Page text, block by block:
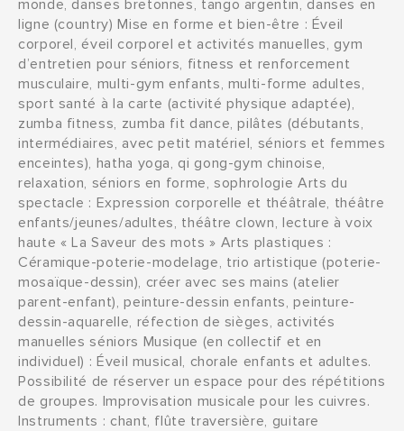
monde, danses bretonnes, tango argentin, danses en
ligne (country) Mise en forme et bien-être : Éveil
corporel, éveil corporel et activités manuelles, gym
d’entretien pour séniors, fitness et renforcement
musculaire, multi-gym enfants, multi-forme adultes,
sport santé à la carte (activité physique adaptée),
zumba fitness, zumba fit dance, pilâtes (débutants,
intermédiaires, avec petit matériel, séniors et femmes
enceintes), hatha yoga, qi gong-gym chinoise,
relaxation, séniors en forme, sophrologie Arts du
spectacle : Expression corporelle et théâtrale, théâtre
enfants/jeunes/adultes, théâtre clown, lecture à voix
haute « La Saveur des mots » Arts plastiques :
Céramique-poterie-modelage, trio artistique (poterie-
mosaïque-dessin), créer avec ses mains (atelier
parent-enfant), peinture-dessin enfants, peinture-
dessin-aquarelle, réfection de sièges, activités
manuelles séniors Musique (en collectif et en
individuel) : Éveil musical, chorale enfants et adultes.
Possibilité de réserver un espace pour des répétitions
de groupes. Improvisation musicale pour les cuivres.
Instruments : chant, flûte traversière, guitare